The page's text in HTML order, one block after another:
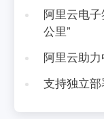
阿里云电
公里”
阿里云助
支持独立部